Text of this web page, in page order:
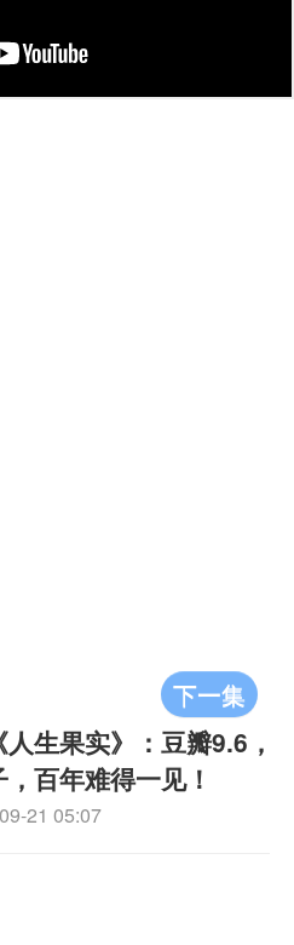
下一集
人生果实》：豆瓣9.6，
百年难得一见！
21 05:07